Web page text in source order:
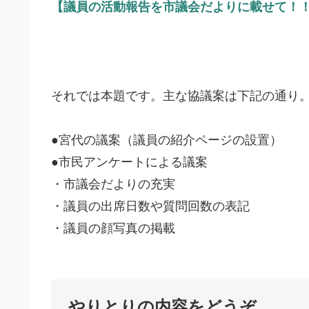
【議員の活動報告を市議会だよりに載せて！
それでは本題です。主な協議案は下記の通り
●宮代の議案（議員の紹介ページの設置）
●市民アンケートによる議案
・市議会だよりの充実
・議員の出席日数や質問回数の表記
・議員の顔写真の掲載